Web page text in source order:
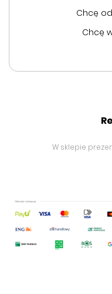
Chcę
Chcę
W sklepie